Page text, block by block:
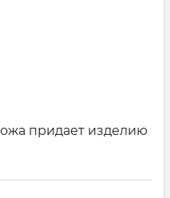
придает изделию